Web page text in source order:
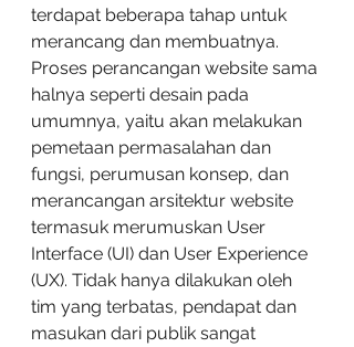
terdapat beberapa tahap untuk
merancang dan membuatnya.
Proses perancangan website sama
halnya seperti desain pada
umumnya, yaitu akan melakukan
pemetaan permasalahan dan
fungsi, perumusan konsep, dan
merancangan arsitektur website
termasuk merumuskan User
Interface (UI) dan User Experience
(UX). Tidak hanya dilakukan oleh
tim yang terbatas, pendapat dan
masukan dari publik sangat